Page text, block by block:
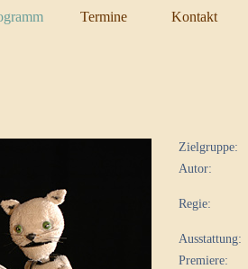
Termine Kontakt
Zielgruppe:
Autor:
Regie:
Ausstattung:
Premiere: